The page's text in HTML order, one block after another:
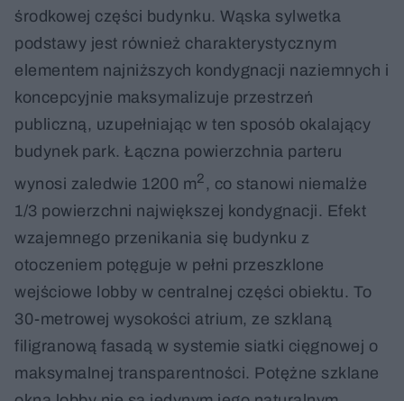
środkowej części budynku. Wąska sylwetka
podstawy jest również charakterystycznym
elementem najniższych kondygnacji naziemnych i
koncepcyjnie maksymalizuje przestrzeń
publiczną, uzupełniając w ten sposób okalający
budynek park. Łączna powierzchnia parteru
wynosi zaledwie 1200 m2 , co stanowi niemalże
1/3 powierzchni największej kondygnacji. Efekt
wzajemnego przenikania się budynku z
otoczeniem potęguje w pełni przeszklone
wejściowe lobby w centralnej części obiektu. To
30-metrowej wysokości atrium, ze szklaną
filigranową fasadą w systemie siatki cięgnowej o
maksymalnej transparentności. Potężne szklane